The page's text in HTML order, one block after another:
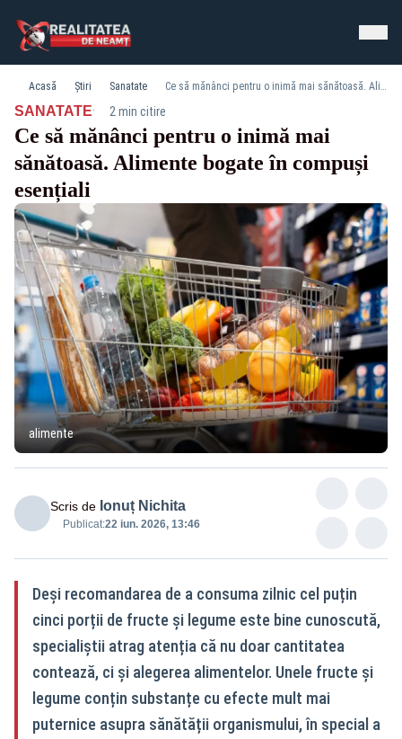
Acasă Știri Sanatate Ce să mănânci pentru o inimă mai sănătoasă. Alimente bogate în compuși esențiali
SANATATE· 2 min citire
Ce să mănânci pentru o inimă mai
sănătoasă. Alimente bogate în compuși
esențiali
alimente
Scris de Ionuț Nichita
Publicat:22 iun. 2026, 13:46
Deși recomandarea de a consuma zilnic cel puțin
cinci porții de fructe și legume este bine cunoscută,
specialiștii atrag atenția că nu doar cantitatea
contează, ci și alegerea alimentelor. Unele fructe și
legume conțin substanțe cu efecte mult mai
puternice asupra sănătății organismului, în special a